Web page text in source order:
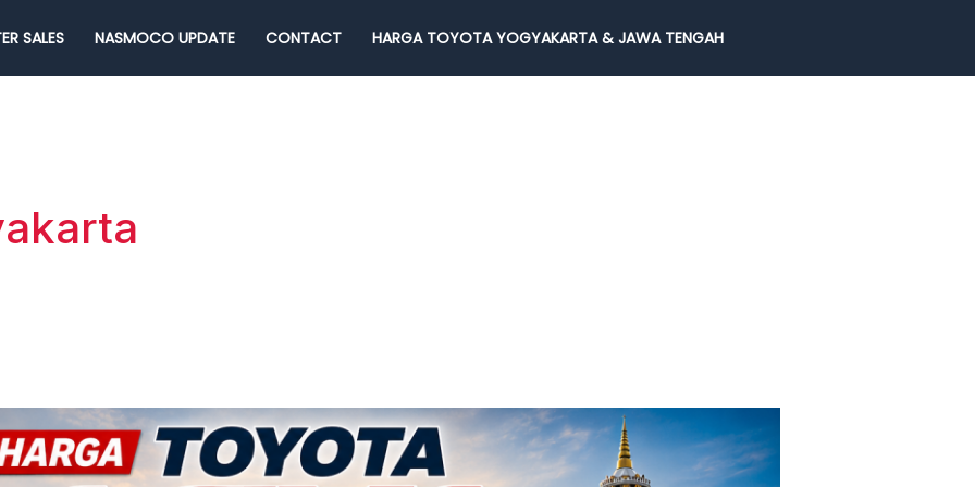
SALES NASMOCO UPDATE CONTACT HARGA TOYOTA YOGYAKARTA & JAWA TENGAH